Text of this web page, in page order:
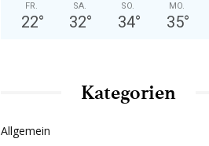
FR.
22°
SA.
32°
SO.
34°
MO.
35°
Kategorien
Allgemein